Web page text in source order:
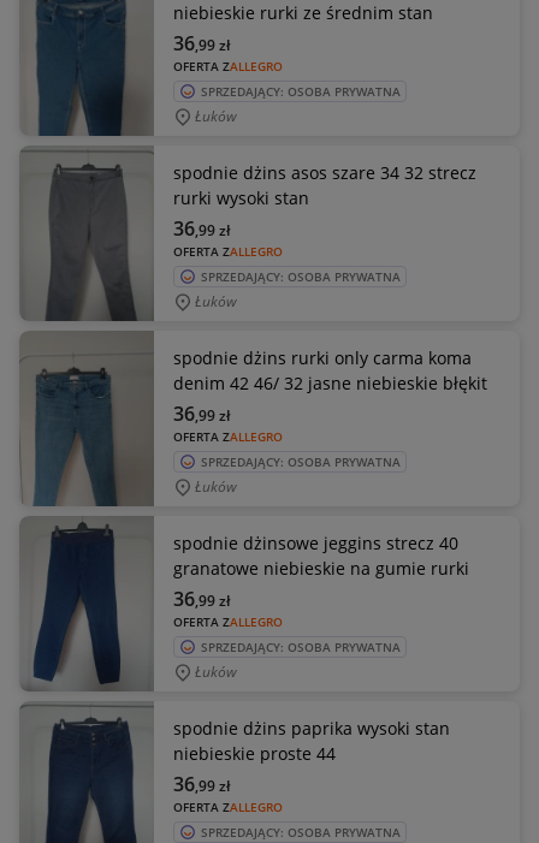
niebieskie rurki ze średnim stan
OFERTA ZALLEGRO
36,99zł
SPRZEDAJĄCY: OSOBA PRYWATNA
Łuków
spodnie dżins asos szare 34 32 strecz
rurki wysoki stan
OFERTA ZALLEGRO
36,99zł
SPRZEDAJĄCY: OSOBA PRYWATNA
Łuków
spodnie dżins rurki only carma koma
denim 42 46/ 32 jasne niebieskie błękit
OFERTA ZALLEGRO
36,99zł
SPRZEDAJĄCY: OSOBA PRYWATNA
Łuków
spodnie dżinsowe jeggins strecz 40
granatowe niebieskie na gumie rurki
OFERTA ZALLEGRO
36,99zł
SPRZEDAJĄCY: OSOBA PRYWATNA
Łuków
spodnie dżins paprika wysoki stan
niebieskie proste 44
OFERTA ZALLEGRO
36,99zł
SPRZEDAJĄCY: OSOBA PRYWATNA